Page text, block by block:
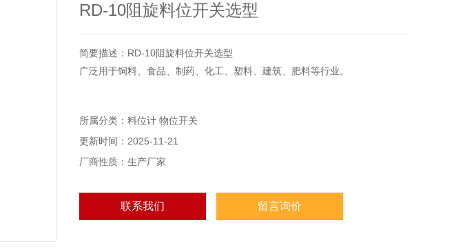
RD-10阻旋料位开关选型
简要描述：RD-10阻旋料位开关选型
广泛用于饲料、食品、制药、化工、塑料、建筑、肥料等行业。
所属分类：料位计 物位开关
更新时间：2025-11-21
厂商性质：生产厂家
联系我们 留言询价